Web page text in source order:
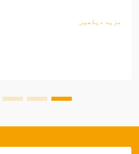
کے اوزار کی ذرائع کاری کی
مزید دیکھیں